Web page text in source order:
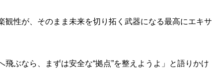
性が、そのまま未来を切り拓く武器になる最高にエキサ
ぶなら、まずは安全な“拠点”を整えようよ」と語りかけ